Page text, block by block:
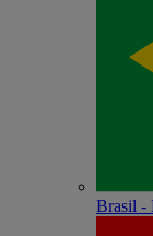
Brasil -